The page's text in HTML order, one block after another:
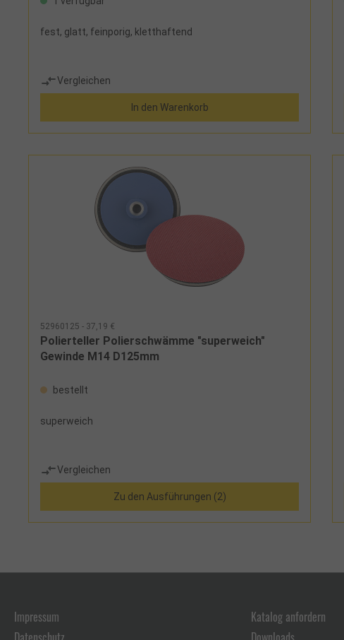
fest, glatt, feinporig, kletthaftend
Vergleichen
In den Warenkorb
52960125 - 37,19 €
Polierteller Polierschwämme "superweich"
Gewinde M14 D125mm
bestellt
superweich
Vergleichen
Zu den Ausführungen (2)
Impressum
Katalog anfordern